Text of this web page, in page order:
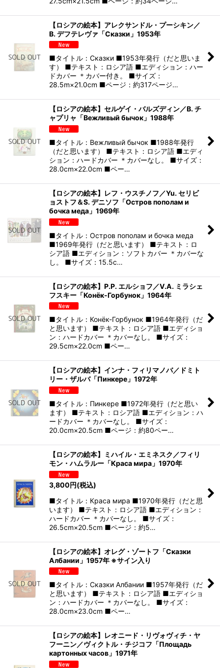
【ロシアの絵本】アレクサンドル・プーシキン／
B. デフテレヴァ「Сказки」1953年
■タイトル：Сказки ■1953年発行（だと思いま
す） ■テキスト：ロシア語 ■エディション：ハー
ドカバー ＊カバー付き。 ■サイズ：
28.5m×21.0cm ■ページ：約317ページ…
【ロシアの絵本】セルゲイ・バルズディン／B. チ
ャプリャ「Вежливый бычок」1988年
■タイトル：Вежливый бычок ■1988年発行
（だと思います） ■テキスト：ロシア語 ■エディ
ション：ハードカバー ＊カバーなし。 ■サイズ：
28.0cm×22.0cm ■ペー…
【ロシアの絵本】レフ・ウスチノフ／Yu. セリビ
ョストフ＆S. デニソフ「Остров пополам и
бочка меда」1969年
■タイトル：Остров пополам и бочка меда
■1969年発行（だと思います） ■テキスト：ロ
シア語 ■エディション：ソフトカバー ＊カバーな
し。 ■サイズ：15.5c…
【ロシアの絵本】P.P. エルショフ／V.A. ミラシェ
フスキー「Конёк-Горбунок」1964年
■タイトル：Конёк-Горбунок ■1964年発行（だ
と思います） ■テキスト：ロシア語 ■エディショ
ン：ハードカバー ＊カバーなし。 ■サイズ：
29.5cm×22.0cm ■ペー…
【ロシアの絵本】インナ・フィリマノバ／ドミト
リー・ザルバ「Пинкере」1972年
■タイトル：Пинкере ■1972年発行（だと思い
ます） ■テキスト：ロシア語 ■エディション：ハ
ードカバー ＊カバーなし。 ■サイズ：
20.0cm×20.5cm ■ページ：約80ペー…
【ロシアの絵本】ミハイル・エミネスク／フィリ
モン・ハムラルー「Краса мира」1970年
3,800円(税込)
■タイトル：Краса мира ■1970年発行（だと思
います） ■テキスト：ロシア語 ■エディション：
ハードカバー ＊カバーなし。 ■サイズ：
26.5cm×20.5cm ■ページ：約5…
【ロシアの絵本】オレグ・ゾートフ「Сказки
Албании」1957年 ※サイン入り
■タイトル：Сказки Албании ■1957年発行（だ
と思います） ■テキスト：ロシア語 ■エディショ
ン：ハードカバー ＊カバーなし。 ■サイズ：
28.0cm×23.0cm ■ペー…
【ロシアの絵本】レオニード・リヴォヴィチ・ヤ
フーニン／ヴィクトル・チジコフ「Площадь
картонных часов」1971年